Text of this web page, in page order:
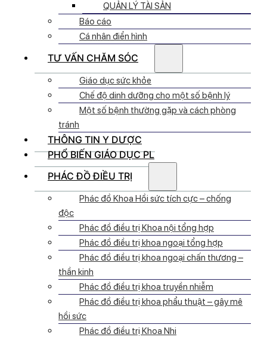
QUẢN LÝ TÀI SẢN
Báo cáo
Cá nhân điển hình
TƯ VẤN CHĂM SÓC
Giáo dục sức khỏe
Chế độ dinh dưỡng cho một số bệnh lý
Một số bệnh thường gặp và cách phòng
tránh
THÔNG TIN Y DƯỢC
PHỔ BIẾN GIÁO DỤC PL
PHÁC ĐỒ ĐIỀU TRỊ
Phác đồ Khoa Hồi sức tích cực – chống
độc
Phác đồ điều trị Khoa nội tổng hợp
Phác đồ điều trị khoa ngoại tổng hợp
Phác đồ điều trị khoa ngoại chấn thương –
thần kinh
Phác đồ điều trị khoa truyền nhiễm
Phác đồ điều trị khoa phẩu thuật – gây mê
hồi sức
Phác đồ điều trị Khoa Nhi